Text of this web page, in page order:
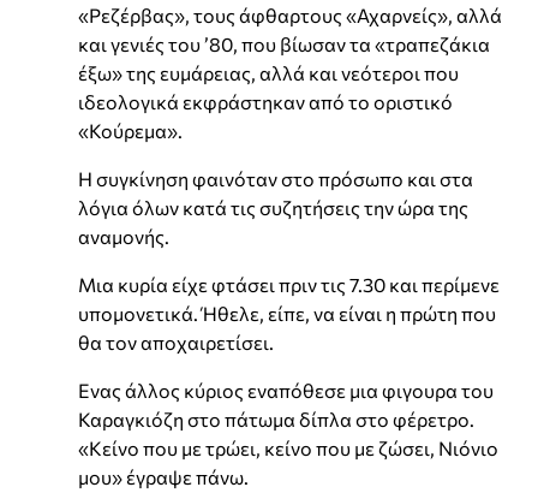
«Ρεζέρβας», τους άφθαρτους «Αχαρνείς», αλλά
και γενιές του ’80, που βίωσαν τα «τραπεζάκια
έξω» της ευμάρειας, αλλά και νεότεροι που
ιδεολογικά εκφράστηκαν από το οριστικό
«Κούρεμα».
Η συγκίνηση φαινόταν στο πρόσωπο και στα
λόγια όλων κατά τις συζητήσεις την ώρα της
αναμονής.
Μια κυρία είχε φτάσει πριν τις 7.30 και περίμενε
υπομονετικά. Ήθελε, είπε, να είναι η πρώτη που
θα τον αποχαιρετίσει.
Ενας άλλος κύριος εναπόθεσε μια φιγουρα του
Καραγκιόζη στο πάτωμα δίπλα στο φέρετρο.
«Κείνο που με τρώει, κείνο που με ζώσει, Νιόνιο
μου» έγραψε πάνω.